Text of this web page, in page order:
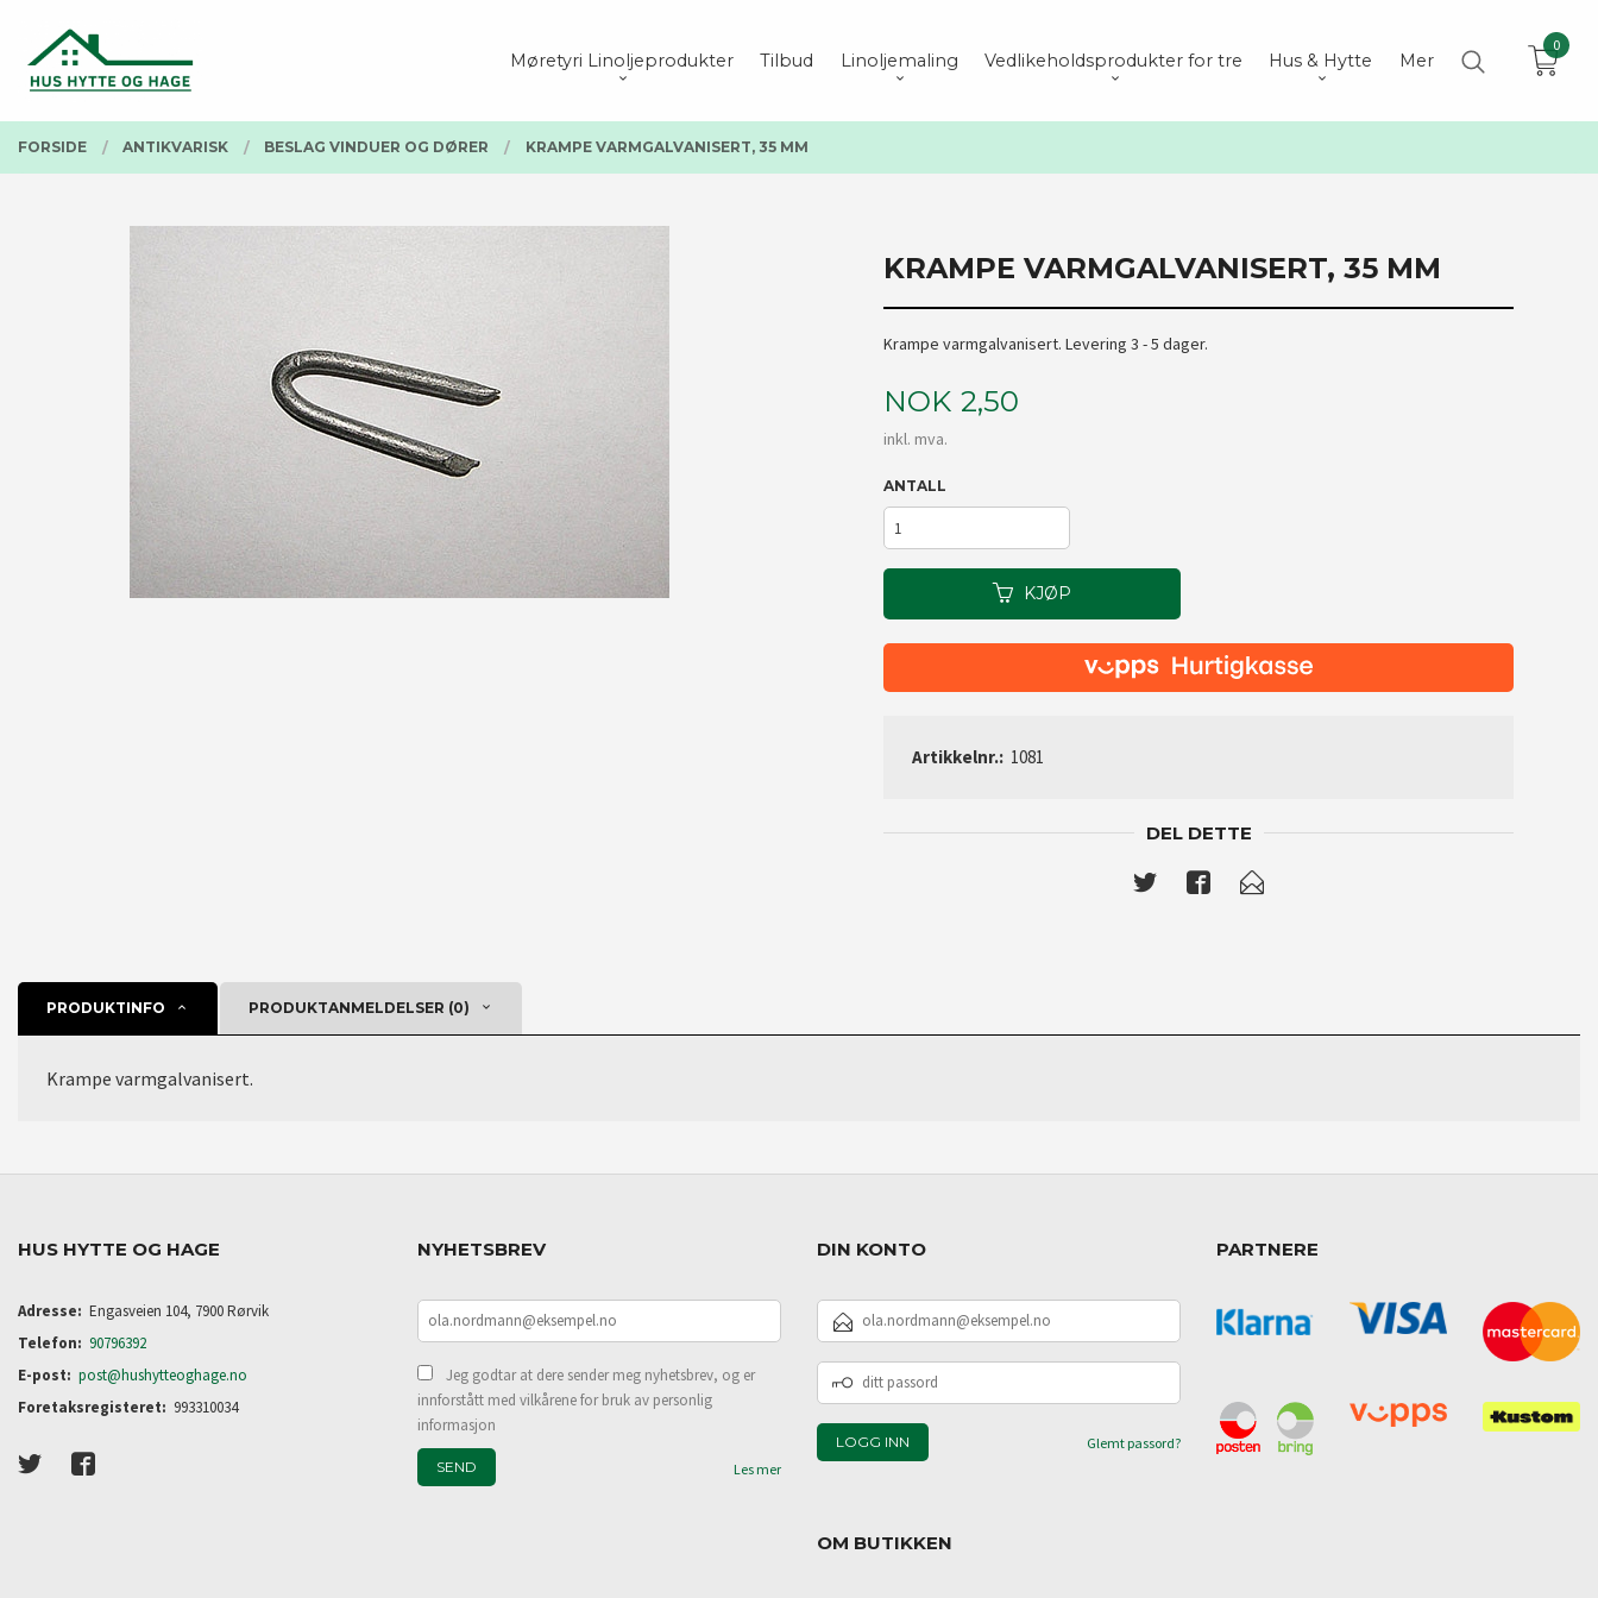
innholdet
PRODUKTER
Møretyri Linoljeprodukter Tilbud Linoljemaling Vedlikeholdsprodukter for tre Hus & Hytte Mer
0
FORSIDE ANTIKVARISK BESLAG VINDUER OG DØRER KRAMPE VARMGALVANISERT, 35 MM
KRAMPE VARMGALVANISERT, 35 MM
Krampe varmgalvanisert. Levering 3 - 5 dager.
Pris
NOK 2,50
inkl. mva.
ANTALL
KJØP
Artikkelnr.: 1081
DEL DETTE
PRODUKTINFO PRODUKTANMELDELSER (0)
Krampe varmgalvanisert.
HUS HYTTE OG HAGE
Adresse: Engasveien 104, 7900 Rørvik
Telefon: 90796392
E-post: post@hushytteoghage.no
Foretaksregisteret: 993310034
NYHETSBREV
Jeg godtar at dere sender meg nyhetsbrev, og er
innforstått med vilkårene for bruk av personlig
informasjon
Les mer
DIN KONTO
E-
POSTADRESSE
DITT
PASSORD
Glemt passord?
OM BUTIKKEN
PARTNERE